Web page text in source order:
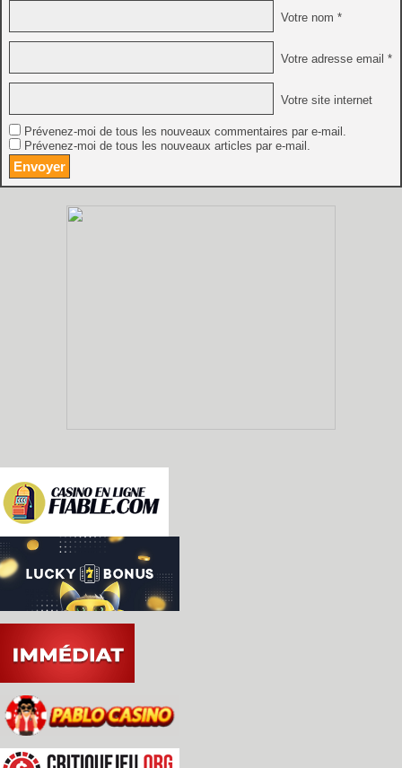
Votre nom *
Votre adresse email *
Votre site internet
Prévenez-moi de tous les nouveaux commentaires par e-mail.
Prévenez-moi de tous les nouveaux articles par e-mail.